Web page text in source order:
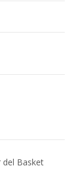
del Basket